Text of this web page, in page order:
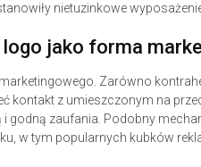
nietuzinkowe
logo jako forma
Zarówno
z umieszczonym na
zaufania. Podobny
w tym popularnych kubków